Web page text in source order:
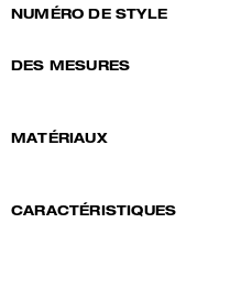
NUMÉRO DE STYLE
DES MESURES
MATÉRIAUX
CARACTÉRISTIQUES